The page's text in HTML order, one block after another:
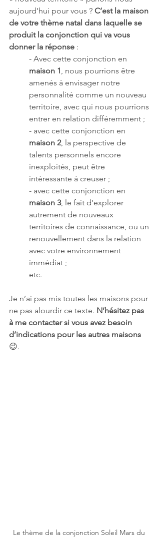
aujourd’hui pour vous ? C’est la maison
de votre thème natal dans laquelle se
produit la conjonction qui va vous
donner la réponse :
- Avec cette conjonction en
maison 1, nous pourrions être
amenés à envisager notre
personnalité comme un nouveau
territoire, avec qui nous pourrions
entrer en relation différemment ;
- avec cette conjonction en
maison 2, la perspective de
talents personnels encore
inexploités, peut être
intéressante à creuser ;
- avec cette conjonction en
maison 3, le fait d’explorer
autrement de nouveaux
territoires de connaissance, ou un
renouvellement dans la relation
avec votre environnement
immédiat ;
etc.
Je n’ai pas mis toutes les maisons pour
ne pas alourdir ce texte. N’hésitez pas
à me contacter si vous avez besoin
d’indications pour les autres maisons
😉.
Le thème de la conjonction Soleil Mars du